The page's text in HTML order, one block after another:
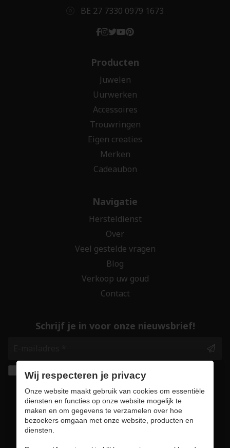
BE 27 7330 0979 1673
Producten
Juwelen
Uurwerken
Accessoires
Trouwringen
Eigen creaties
Merken
Cadeaubon
Navigatie
Hersteldienst
Over
Veel gestelde vragen
Blog
Verkoop uw goud
Contact
Schrijf je in voor onze nieuwsbrief!
Ik geef de toestemming om mijn gegevens te
bewaren en verwerken zoals aangegeven in
onzeprivacy statement. *
Wij respecteren je privacy
Onze website maakt gebruik van cookies om essentiële
diensten en functies op onze website mogelijk te
maken en om gegevens te verzamelen over hoe
bezoekers omgaan met onze website, producten en
diensten.